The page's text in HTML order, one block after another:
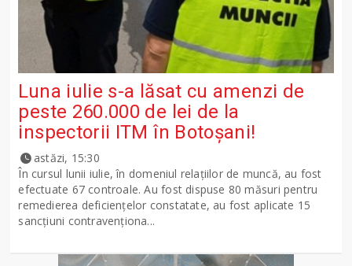
Luna iulie s-a lăsat cu amenzi de
peste 260.000 de lei de la
inspectorii ITM în Botoșani!
astăzi, 15:30
În cursul lunii iulie, în domeniul relațiilor de muncă, au fost
efectuate 67 controale. Au fost dispuse 80 măsuri pentru
remedierea deficiențelor constatate, au fost aplicate 15
sancţiuni contravenționa...